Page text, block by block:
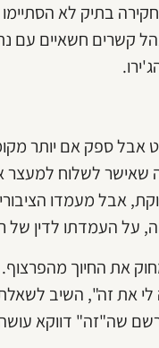
האמת בתיק 1000" (השלמות החקירה
קשרים חשאיים עם
אבל ספק אם יותר
שאישר לשלוח
אבל מעמדו
על העמדתו לדין
את החיוך
את זה", השיב לשאלת
שה"זה" דווקא עושה